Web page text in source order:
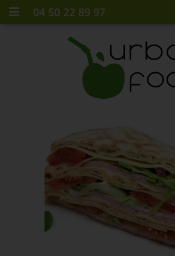
04 50 22 89 97